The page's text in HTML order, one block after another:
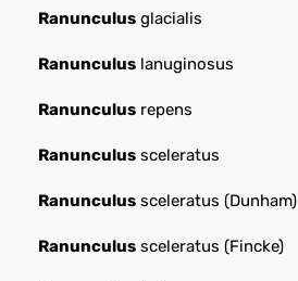
Ranunculus glacialis
Ranunculus lanuginosus
Ranunculus repens
Ranunculus sceleratus
Ranunculus sceleratus (Dunham)
Ranunculus sceleratus (Fincke)